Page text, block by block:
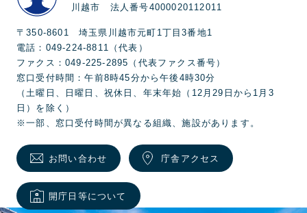
川越市 法人番号4000020112011
〒350-8601 埼玉県川越市元町1丁目3番地1
電話：049-224-8811（代表）
ファクス：049-225-2895（代表ファクス番号）
窓口受付時間：午前8時45分から午後4時30分
（土曜日、日曜日、祝休日、年末年始（12月29日から1月3
日）を除く）
※一部、窓口受付時間が異なる組織、施設があります。
お問い合わせ 庁舎アクセス
開庁日等について